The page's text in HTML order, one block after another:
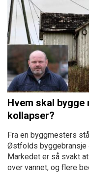
Hvem skal bygge
kollapser?
Fra en byggmesters
Østfolds byggebransje
Markedet er så svakt
over vannet, og flere